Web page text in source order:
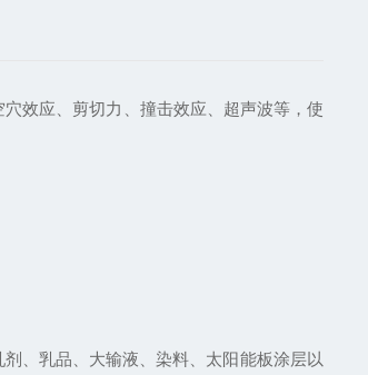
效应、剪切力、撞击效应、超声波等，使
、乳品、大输液、染料、太阳能板涂层以